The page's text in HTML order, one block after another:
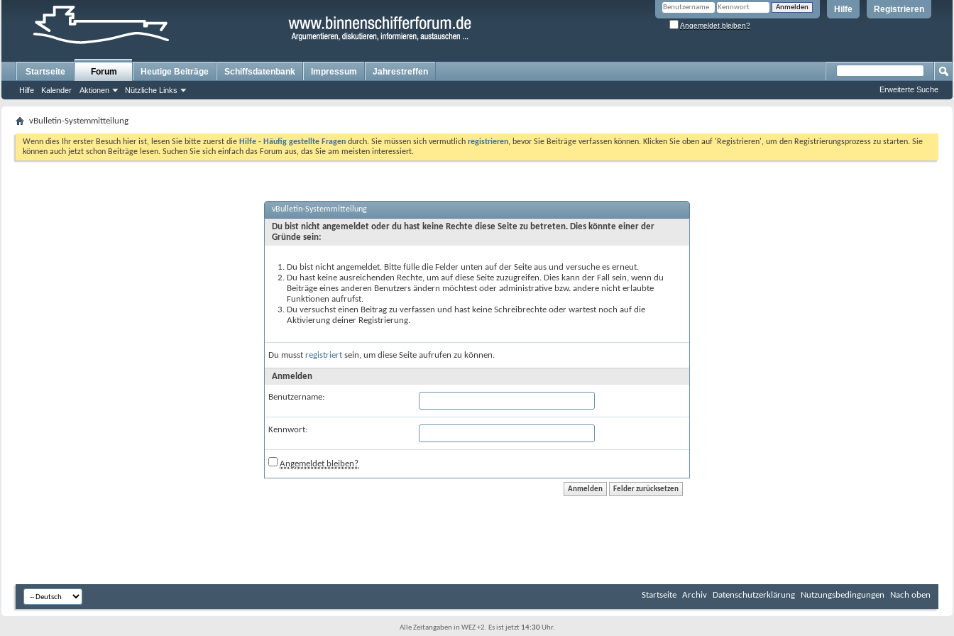
Registrieren
Hilfe
Angemeldet bleiben?
Startseite Forum
Hilfe Kalender Aktionen Nützliche Links
Heutige Beiträge Schiffsdatenbank Impressum Jahrestreffen
Erweiterte Suche
vBulletin-Systemmitteilung
Wenn dies Ihr erster Besuch hier ist, lesen Sie bitte zuerst die Hilfe - Häufig gestellte Fragen durch. Sie müssen sich vermutlich registrieren, bevor Sie Beiträge verfassen können. Klicken Sie oben auf 'Registrieren', um den Registrierungsprozess zu starten. Sie
können auch jetzt schon Beiträge lesen. Suchen Sie sich einfach das Forum aus, das Sie am meisten interessiert.
vBulletin-Systemmitteilung
Du bist nicht angemeldet oder du hast keine Rechte diese Seite zu betreten. Dies könnte einer der
Gründe sein:
Du bist nicht angemeldet. Bitte fülle die Felder unten auf der Seite aus und versuche es erneut.
Du hast keine ausreichenden Rechte, um auf diese Seite zuzugreifen. Dies kann der Fall sein, wenn du
Beiträge eines anderen Benutzers ändern möchtest oder administrative bzw. andere nicht erlaubte
Funktionen aufrufst.
Du versuchst einen Beitrag zu verfassen und hast keine Schreibrechte oder wartest noch auf die
Aktivierung deiner Registrierung.
Du musst registriert sein, um diese Seite aufrufen zu können.
Anmelden
Benutzername:
Kennwort:
Angemeldet bleiben?
Startseite Archiv Datenschutzerklärung Nutzungsbedingungen Nach oben
Alle Zeitangaben in WEZ +2. Es ist jetzt 14:30Uhr.